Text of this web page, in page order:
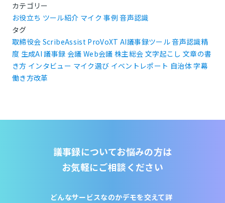
カテゴリー
お役立ち ツール紹介 マイク 事例 音声認識
タグ
取締役会 ScribeAssist ProVoXT AI議事録ツール音声認識精
度 生成AI 議事録 会議 Web会議 株主総会 文字起こし 文章の書
き方 インタビュー マイク選び イベントレポート 自治体字幕
働き方改革
議事録についてお悩みの方は
お気軽にご相談ください
どんなサービスなのかデモを交えて詳